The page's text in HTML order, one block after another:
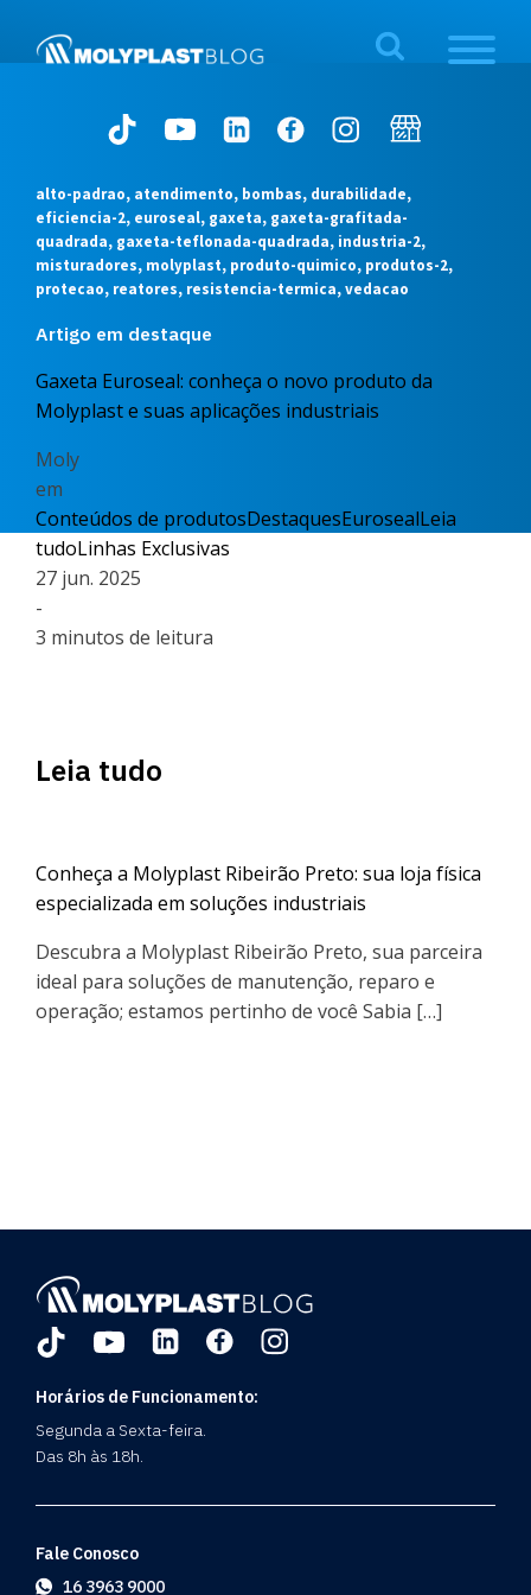
alto-padrao, atendimento, bombas, durabilidade,
eficiencia-2, euroseal, gaxeta, gaxeta-grafitada-
quadrada, gaxeta-teflonada-quadrada, industria-2,
misturadores, molyplast, produto-quimico, produtos-2,
protecao, reatores, resistencia-termica, vedacao
Artigo em destaque
Gaxeta Euroseal: conheça o novo produto da
Molyplast e suas aplicações industriais
Moly
em
Conteúdos de produtosDestaquesEurosealLeia
tudoLinhas Exclusivas
27 jun. 2025
-
3 minutos de leitura
Leia tudo
Conheça a Molyplast Ribeirão Preto: sua loja física
especializada em soluções industriais
Descubra a Molyplast Ribeirão Preto, sua parceira
ideal para soluções de manutenção, reparo e
operação; estamos pertinho de você Sabia […]
Horários de Funcionamento:
Segunda a Sexta-feira.
Das 8h às 18h.
Fale Conosco
16 3963 9000